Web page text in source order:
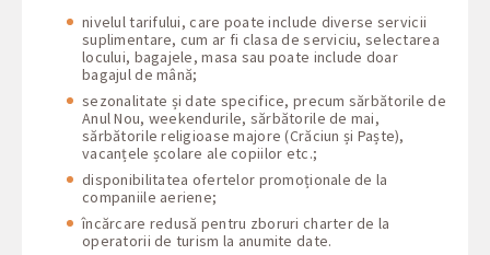
nivelul tarifului, care poate include diverse servicii
suplimentare, cum ar fi clasa de serviciu, selectarea
locului, bagajele, masa sau poate include doar
bagajul de mână;
sezonalitate și date specifice, precum sărbătorile de
Anul Nou, weekendurile, sărbătorile de mai,
sărbătorile religioase majore (Crăciun și Paște),
vacanțele școlare ale copiilor etc.;
disponibilitatea ofertelor promoționale de la
companiile aeriene;
încărcare redusă pentru zboruri charter de la
operatorii de turism la anumite date.